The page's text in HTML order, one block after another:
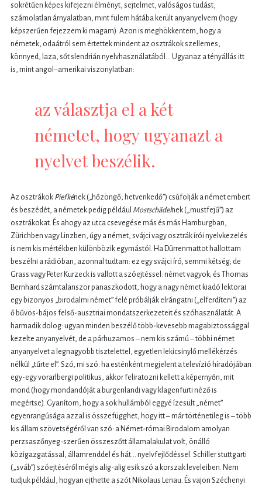
sokrétűen képes kifejezni élményt, sejtelmet, valóságos tudást,
számolatlan árnyalatban, mint fülem hátába került anyanyelvem (hogy
képszerűen fejezzem ki magam). Azon is meghökkentem, hogy a
németek, odaátról sem értettek mindent az osztrákok szellemes,
könnyed, laza, sőt slendrián nyelvhasználatából… Ugyanaz a tényállás itt
is, mint angol–amerikai viszonylatban:
az választja el a két
németet, hogy ugyanazt a
nyelvet beszélik.
Az osztrákok Piefkének („hőzöngő, hetvenkedő”) csúfolják a német embert
és beszédét, a németek pedig például Mostschädelnek („mustfejű”) az
osztrákokat. És ahogy az utca csevegése más és más Hamburgban,
Zürichben vagy Linzben, úgy a német, svájci vagy osztrák írói nyelvkezelés
is nem kis mértékben különbözik egymástól. Ha Dürrenmattot hallottam
beszélni a rádióban, azonnal tudtam: ez egy svájci író, semmi kétség; de
Grass vagy Peter Kurzeck is vallott a szóejtéssel: német vagyok; és Thomas
Bernhard számtalanszor panaszkodott, hogy a nagy német kiadó lektorai
egy bizonyos „birodalmi német” felé próbálják elrángatni („elferdíteni”) az
ő bűvös-bájos felső-ausztriai mondatszerkezeteit és szóhasználatát. A
harmadik dolog: ugyan minden beszélő több-kevesebb magabiztossággal
kezelte anyanyelvét, de a párhuzamos – nem kis számú – többi német
anyanyelvet a legnagyobb tisztelettel, egyetlen lekicsinylő mellékérzés
nélkül „tűrte el”. Szó, mi szó: ha esténként megjelent a televízió híradójában
egy-egy vorarlbergi politikus, akkor feliratozni kellett a képernyőn, mit
mond (hogy mondandóját a burgenlandi vagy klagenfurti néző is
megértse). Gyanítom, hogy a sok hullámból eggyé ízesült „német”
egyenrangúsága azzal is összefügghet, hogy itt – már történetileg is – több
kis állam szövetségéről van szó: a Német-római Birodalom amolyan
perzsaszőnyeg-szerűen összeszőtt államalakulat volt, önálló
közigazgatással, államrenddel és hát… nyelvfejlődéssel. Schiller stuttgarti
(„sváb”) szóejtéséről mégis alig-alig esik szó a korszak leveleiben. Nem
tudjuk például, hogyan ejthette a szót Nikolaus Lenau. És vajon Széchenyi